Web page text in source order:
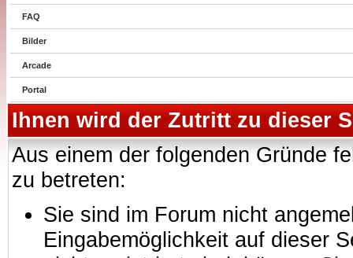
FAQ
Bilder
Arcade
Portal
Ihnen wird der Zutritt zu dieser
Aus einem der folgenden Gründe
zu betreten:
Sie sind im Forum nicht
Eingabemöglichkeit auf dieser